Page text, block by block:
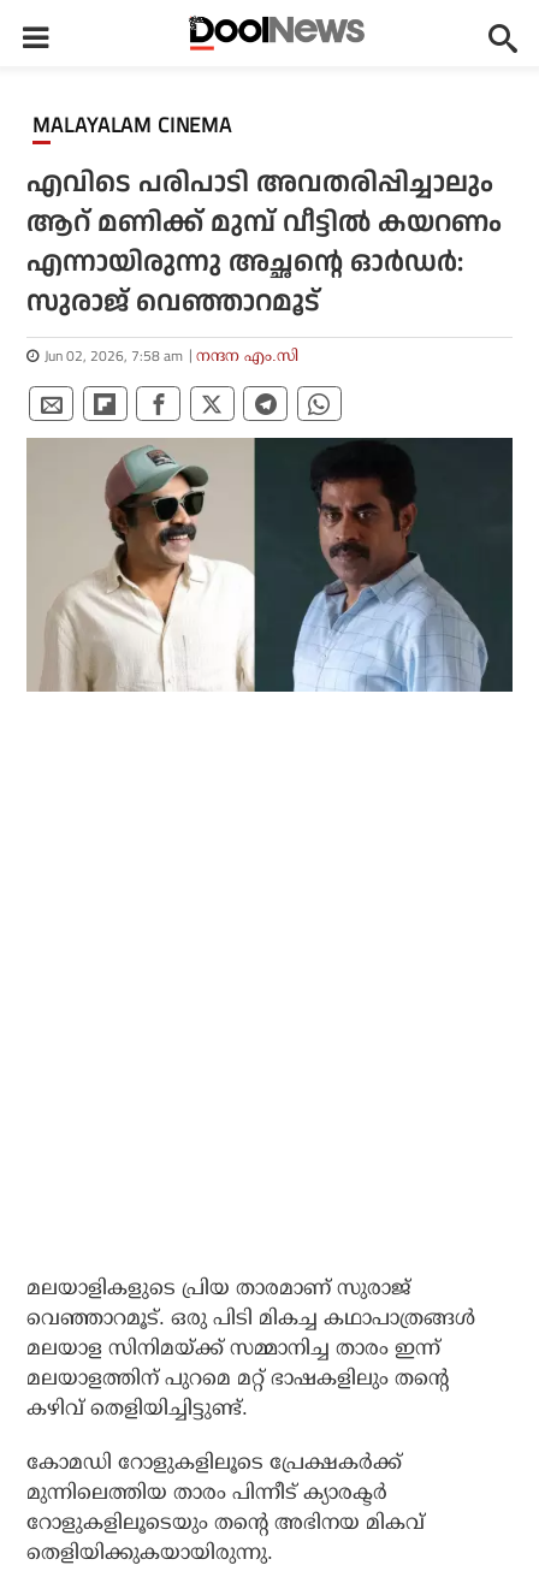
MALAYALAM CINEMA
എവിടെ പരിപാടി അവതരിപ്പിച്ചാലും
ആറ് മണിക്ക് മുമ്പ് വീട്ടിൽ കയറണം
എന്നായിരുന്നു അച്ഛന്റെ ഓർഡർ:
സുരാജ് വെഞ്ഞാറമൂട്
Jun 02, 2026, 7:58 am നന്ദന എം.സി
മലയാളികളുടെ പ്രിയ താരമാണ് സുരാജ്
വെഞ്ഞാറമൂട്. ഒരു പിടി മികച്ച കഥാപാത്രങ്ങൾ
മലയാള സിനിമയ്ക്ക് സമ്മാനിച്ച താരം ഇന്ന്
മലയാളത്തിന് പുറമെ മറ്റ് ഭാഷകളിലും തന്റെ
കഴിവ് തെളിയിച്ചിട്ടുണ്ട്.
കോമഡി റോളുകളിലൂടെ പ്രേക്ഷകർക്ക്
മുന്നിലെത്തിയ താരം പിന്നീട് ക്യാരക്ടർ
റോളുകളിലൂടെയും തന്റെ അഭിനയ മികവ്
തെളിയിക്കുകയായിരുന്നു.